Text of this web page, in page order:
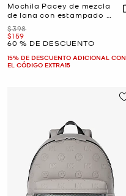
Mochila Pacey de mezcla
de lana con estampado de
cuadros
Era
$398
Ahora
$159
60 % DE DESCUENTO
15% DE DESCUENTO ADICIONAL CON
EL CÓDIGO EXTRA15